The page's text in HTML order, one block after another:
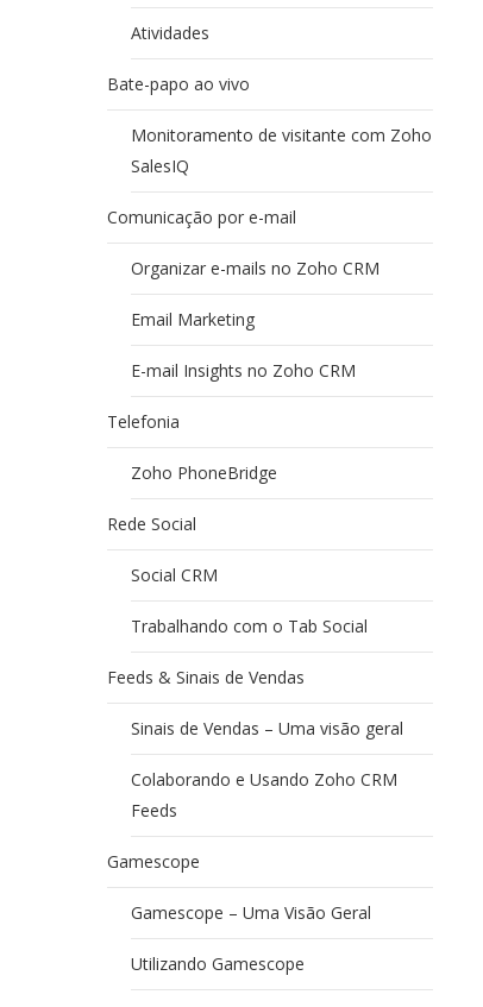
Atividades
Bate-papo ao vivo
Monitoramento de visitante com Zoho
SalesIQ
Comunicação por e-mail
Organizar e-mails no Zoho CRM
Email Marketing
E-mail Insights no Zoho CRM
Telefonia
Zoho PhoneBridge
Rede Social
Social CRM
Trabalhando com o Tab Social
Feeds & Sinais de Vendas
Sinais de Vendas – Uma visão geral
Colaborando e Usando Zoho CRM
Feeds
Gamescope
Gamescope – Uma Visão Geral
Utilizando Gamescope